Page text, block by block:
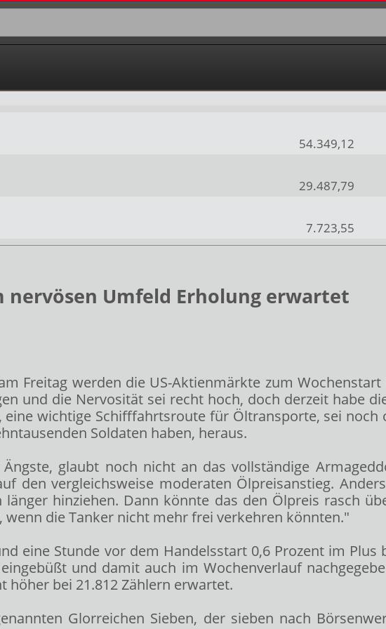
54.349,12
29.487,79
7.723,55
Umfeld Erholung erwartet
Freitag werden die US-Aktienmärkte zum
und die Nervosität sei recht hoch, doch derzeit habe
wichtige Schifffahrtsroute für Öltransporte, sei noch
Soldaten haben, heraus.
glaubt noch nicht an das vollständige
den vergleichsweise moderaten Ölpreisanstieg.
hinziehen. Dann könnte das den Ölpreis rasch
die Tanker nicht mehr frei verkehren könnten."
eine Stunde vor dem Handelsstart 0,6 Prozent im Plus
und damit auch im Wochenverlauf
höher bei 21.812 Zählern erwartet.
Glorreichen Sieben, der sieben nach